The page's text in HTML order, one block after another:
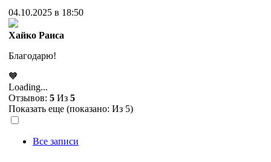
04.10.2025 в 18:50
Хайко Раиса
Благодарю!
🧡
Loading...
Отзывов: 5 Из 5
Показать еще (показано: Из 5)
Все записи